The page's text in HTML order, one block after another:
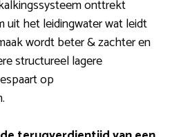
onttrekt
uit het leidingwater wat leidt
wordt beter & zachter en
structureel lagere
op